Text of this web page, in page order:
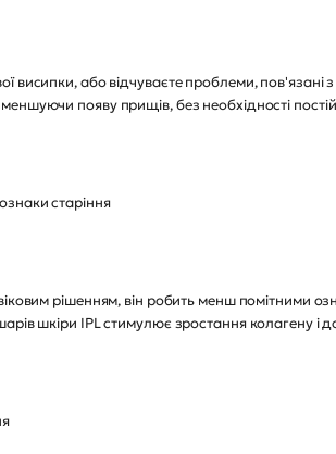
висипки, або відчуваєте проблеми,
появу прищів, без необхідності
старіння
рішенням, він робить менш помітними
шкіри IPL стимулює зростання колагену